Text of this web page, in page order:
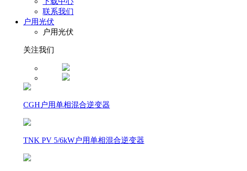
联系我们
户用光伏
户用光伏
关注我们
CGH户用单相混合逆变器
TNK PV 5/6kW户用单相混合逆变器